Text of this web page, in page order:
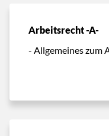
Arbeitsrecht -A-
- Allgemeines zum